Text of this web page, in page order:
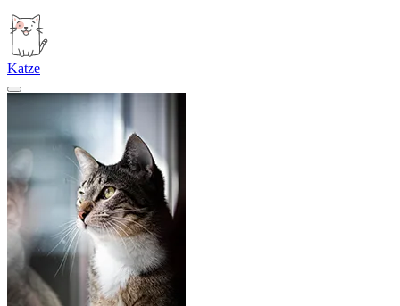
Katze